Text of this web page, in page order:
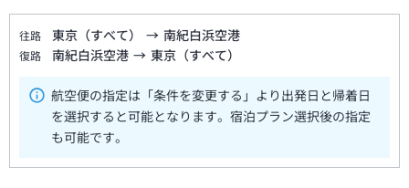
往路 東京（すべて） → 南紀白浜空港
復路 南紀白浜空港 → 東京（すべて）
航空便の指定は「条件を変更する」より出発日と帰着日
を選択すると可能となります。宿泊プラン選択後の指定
も可能です。